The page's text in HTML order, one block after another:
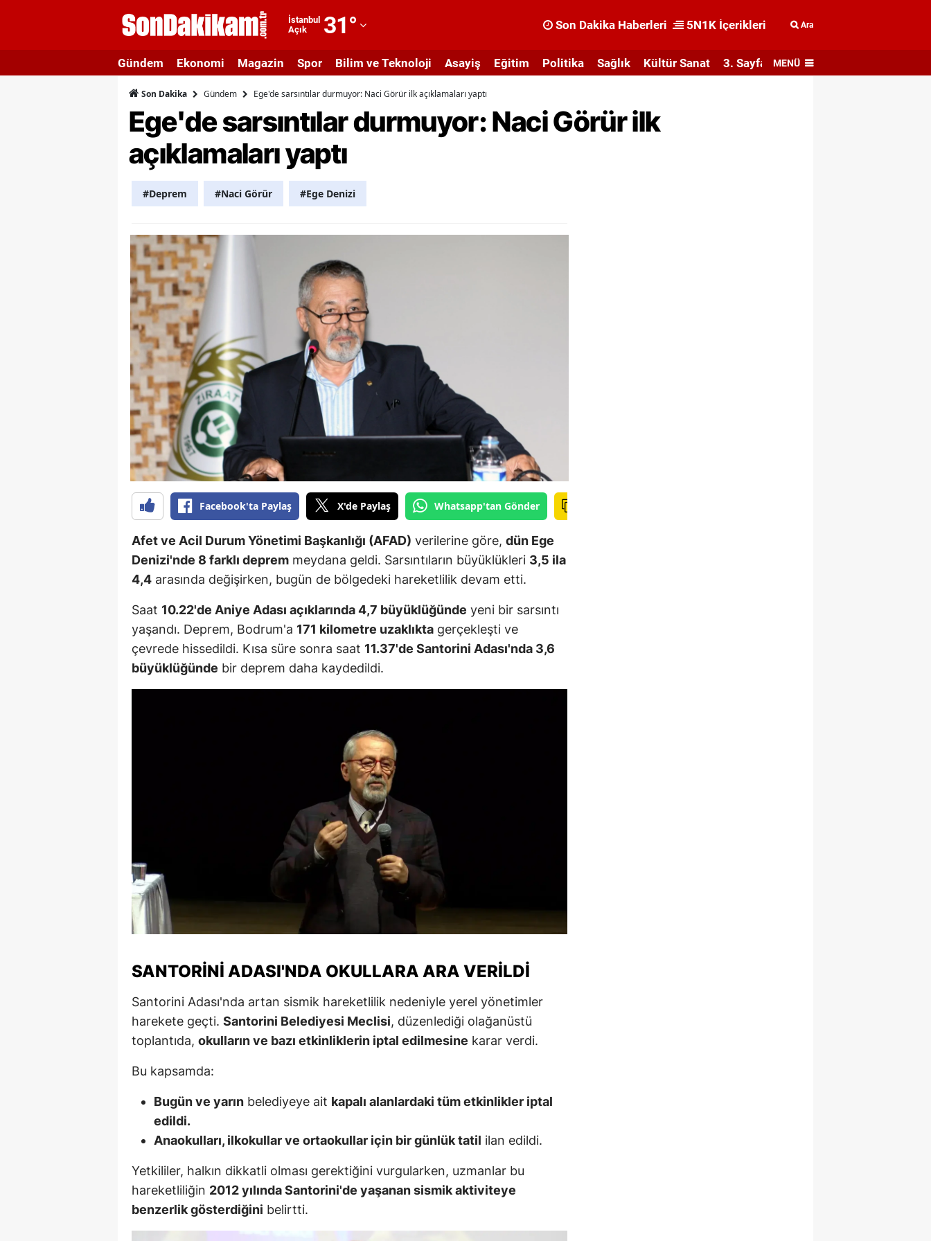
İstanbul
Açık
31°
Adıyaman
Afyonkarahisar
Ağrı
Amasya
Ankara
Aydın
Balıkesir
Bilecik
Bingöl
Bitlis
Bolu
Burdur
Çanakkale
Çankırı
Çorum
Denizli
Diyarbakır
Edirne
Elazığ
Eskişehir
Gaziantep
Giresun
Gümüşhane
Hakkari
İstanbul
İzmir
Kars
Kırşehir
Kocaeli
Konya
Kütahya
Son Dakika Haberleri 5N1K İçerikleri Ara
Gündem Ekonomi Magazin Spor Bilim ve Teknoloji Asayiş Eğitim Politika Sağlık Kültür Sanat 3. Sayfa MENÜ
Son Dakika Gündem Ege'de sarsıntılar durmuyor: Naci Görür ilk açıklamaları yaptı
Ege'de sarsıntılar durmuyor: Naci Görür ilk
açıklamaları yaptı
#Deprem #Naci Görür #Ege Denizi
Facebook'ta Paylaş X'de Paylaş Whatsapp'tan Gönder
Afet ve Acil Durum Yönetimi Başkanlığı (AFAD) verilerine göre, dün Ege
Denizi'nde 8 farklı deprem meydana geldi. Sarsıntıların büyüklükleri 3,5 ila
4,4 arasında değişirken, bugün de bölgedeki hareketlilik devam etti.
Saat 10.22'de Aniye Adası açıklarında 4,7 büyüklüğünde yeni bir sarsıntı
yaşandı. Deprem, Bodrum'a 171 kilometre uzaklıkta gerçekleşti ve
çevrede hissedildi. Kısa süre sonra saat 11.37'de Santorini Adası'nda 3,6
büyüklüğünde bir deprem daha kaydedildi.
SANTORINI ADASI'NDA OKULLARA ARA VERILDI
Santorini Adası'nda artan sismik hareketlilik nedeniyle yerel yönetimler
harekete geçti. Santorini Belediyesi Meclisi, düzenlediği olağanüstü
toplantıda, okulların ve bazı etkinliklerin iptal edilmesine karar verdi.
Bu kapsamda:
Bugün ve yarın belediyeye ait kapalı alanlardaki tüm etkinlikler iptal
edildi.
Anaokulları, ilkokullar ve ortaokullar için bir günlük tatil ilan edildi.
Yetkililer, halkın dikkatli olması gerektiğini vurgularken, uzmanlar bu
hareketliliğin 2012 yılında Santorini'de yaşanan sismik aktiviteye
benzerlik gösterdiğini belirtti.